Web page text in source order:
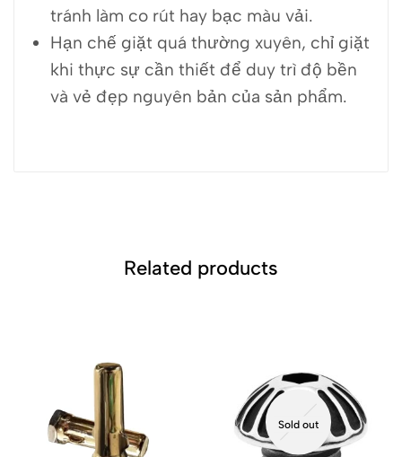
tránh làm co rút hay bạc màu vải.
Hạn chế giặt quá thường xuyên, chỉ giặt
khi thực sự cần thiết để duy trì độ bền
và vẻ đẹp nguyên bản của sản phẩm.
Related products
Sold out